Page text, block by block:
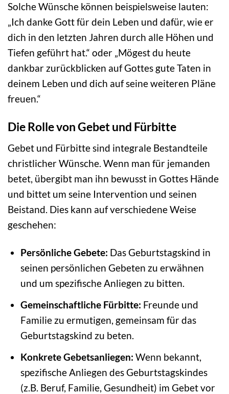
Solche Wünsche können beispielsweise lauten:
„Ich danke Gott für dein Leben und dafür, wie er
dich in den letzten Jahren durch alle Höhen und
Tiefen geführt hat.“ oder „Mögest du heute
dankbar zurückblicken auf Gottes gute Taten in
deinem Leben und dich auf seine weiteren Pläne
freuen.“
Die Rolle von Gebet und Fürbitte
Gebet und Fürbitte sind integrale Bestandteile
christlicher Wünsche. Wenn man für jemanden
betet, übergibt man ihn bewusst in Gottes Hände
und bittet um seine Intervention und seinen
Beistand. Dies kann auf verschiedene Weise
geschehen:
Persönliche Gebete: Das Geburtstagskind in
seinen persönlichen Gebeten zu erwähnen
und um spezifische Anliegen zu bitten.
Gemeinschaftliche Fürbitte: Freunde und
Familie zu ermutigen, gemeinsam für das
Geburtstagskind zu beten.
Konkrete Gebetsanliegen: Wenn bekannt,
spezifische Anliegen des Geburtstagskindes
(z.B. Beruf, Familie, Gesundheit) im Gebet vor